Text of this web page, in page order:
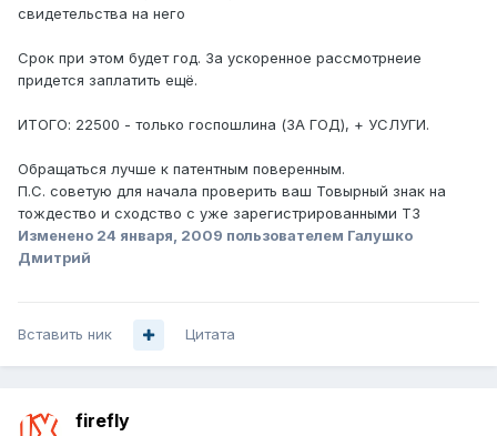
свидетельства на него
Срок при этом будет год. За ускоренное рассмотрнеие
придется заплатить ещё.
ИТОГО: 22500 - только госпошлина (ЗА ГОД), + УСЛУГИ.
Обращаться лучше к патентным поверенным.
П.С. советую для начала проверить ваш Товырный знак на
тождество и сходство с уже зарегистрированными ТЗ
Изменено 24 января, 2009 пользователем Галушко
Дмитрий
Вставить ник Цитата
firefly